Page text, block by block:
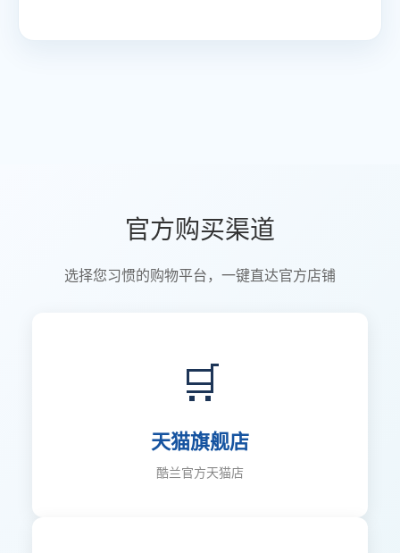
官方购买渠道
选择您习惯的购物平台，一键直达官方店铺
🛒
天猫旗舰店
酷兰官方天猫店